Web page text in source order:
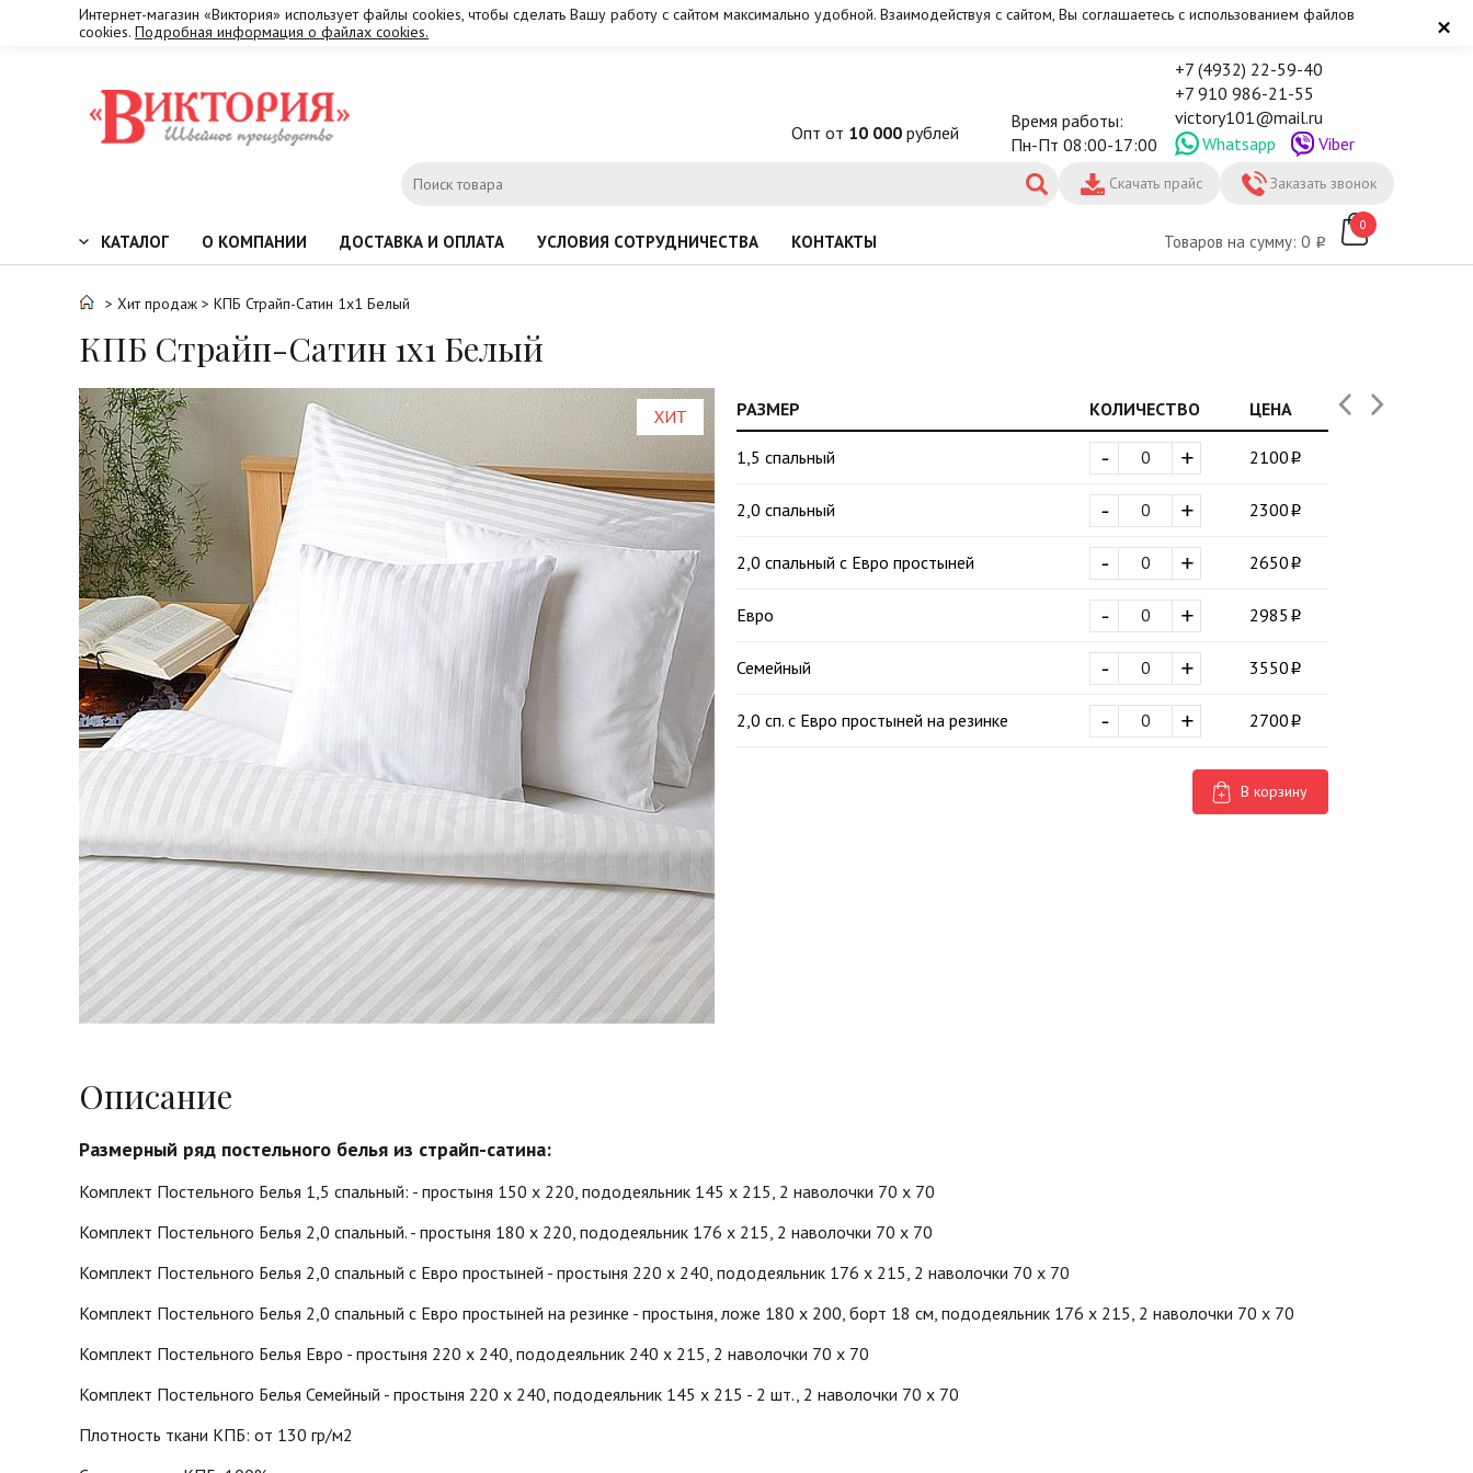
×
Интернет-магазин «Виктория» использует файлы cookies, чтобы сделать Вашу работу с сайтом максимально удобной. Взаимодействуя с сайтом, Вы соглашаетесь с использованием файлов
cookies. Подробная информация о файлах cookies.
Опт от 10 000 рублей
Время работы:
Пн-Пт 08:00-17:00
+7 (4932) 22-59-40
+7 910 986-21-55
victory101@mail.ru
Whatsapp
Viber
Заказать звонок
Скачать прайс
КАТАЛОГ О КОМПАНИИ ДОСТАВКА И ОПЛАТА УСЛОВИЯ СОТРУДНИЧЕСТВА КОНТАКТЫ Товаров на сумму: 0
0
> Хит продаж > КПБ Страйп-Сатин 1х1 Белый
КПБ Страйп-Сатин 1х1 Белый
РАЗМЕР КОЛИЧЕСТВО ЦЕНА
1,5 спальный +
- 2100
2,0 спальный +
- 2300
2,0 спальный с Евро простыней +
- 2650
Евро +
- 2985
Семейный +
- 3550
2,0 сп. с Евро простыней на резинке +
- 2700
В корзину
Описание
Размерный ряд постельного белья из страйп-сатина:
Комплект Постельного Белья 1,5 спальный: - простыня 150 х 220, пододеяльник 145 х 215, 2 наволочки 70 х 70
Комплект Постельного Белья 2,0 спальный. - простыня 180 х 220, пододеяльник 176 х 215, 2 наволочки 70 х 70
Комплект Постельного Белья 2,0 спальный с Евро простыней - простыня 220 х 240, пододеяльник 176 х 215, 2 наволочки 70 х 70
Комплект Постельного Белья 2,0 спальный с Евро простыней на резинке - простыня, ложе 180 х 200, борт 18 см, пододеяльник 176 х 215, 2 наволочки 70 х 70
Комплект Постельного Белья Евро - простыня 220 х 240, пододеяльник 240 х 215, 2 наволочки 70 х 70
Комплект Постельного Белья Семейный - простыня 220 х 240, пододеяльник 145 х 215 - 2 шт., 2 наволочки 70 х 70
Плотность ткани КПБ: от 130 гр/м2